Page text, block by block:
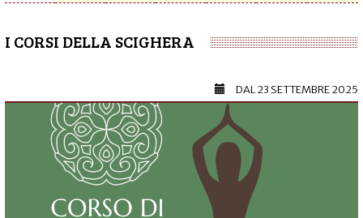
I CORSI DELLA SCIGHERA
DAL23 SETTEMBRE 2025